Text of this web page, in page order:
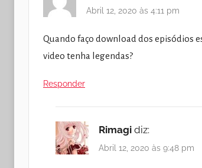
Abril 12, 2020 às 4:11 pm
Quando faço download dos episódios
video tenha legendas?
Responder
Rimagi diz:
Abril 12, 2020 às 9:48 pm